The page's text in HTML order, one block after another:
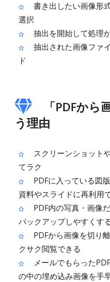
書き出したい画像形
選択
抽出を開始して処理
抽出された画像ファ
ド
「PDFか
う理由
スクリーンショット
てラク
PDFに入っている図
資料やスライドに再利用
PDF内の写真・画像
バックアップしやすくす
PDFから画像を切り
クサク閲覧できる
メールでもらった
の中の埋め込み画像を手